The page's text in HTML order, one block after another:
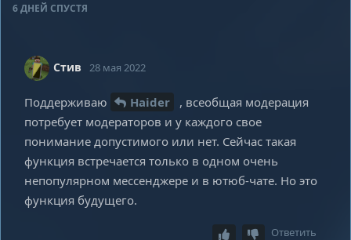
6 ДНЕЙ СПУСТЯ
Стив 28 мая 2022
Поддерживаю Haider
, всеобщая модерация
потребует модераторов и у каждого свое
понимание допустимого или нет. Сейчас такая
функция встречается только в одном очень
непопулярном мессенджере и в ютюб-чате. Но это
функция будущего.
Ответить